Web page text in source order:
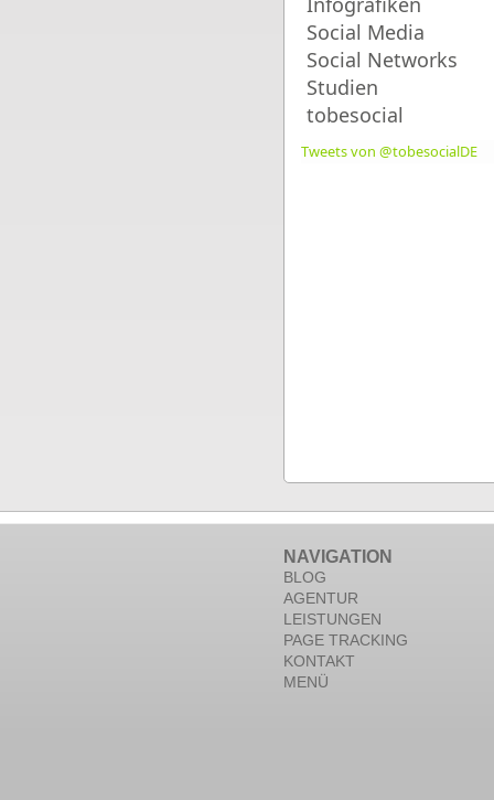
Social Media
Social Networks
Studien
tobesocial
Tweets von @tobesocialDE
NAVIGATION
BLOG
AGENTUR
LEISTUNGEN
PAGE TRACKING
KONTAKT
MENÜ